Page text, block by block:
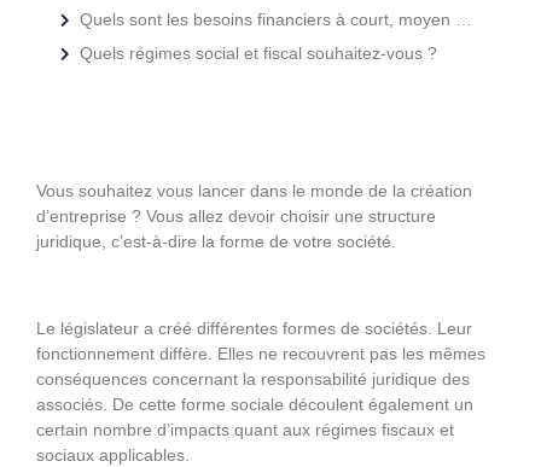
Quels régimes social et fiscal souhaitez-vous ?
Vous souhaitez vous lancer dans le monde de la création
d’entreprise ? Vous allez devoir choisir une structure
juridique, c’est-à-dire la forme de votre société.
Le législateur a créé différentes formes de sociétés. Leur
fonctionnement diffère. Elles ne recouvrent pas les mêmes
conséquences concernant la responsabilité juridique des
associés. De cette forme sociale découlent également un
certain nombre d’impacts quant aux régimes fiscaux et
sociaux applicables.